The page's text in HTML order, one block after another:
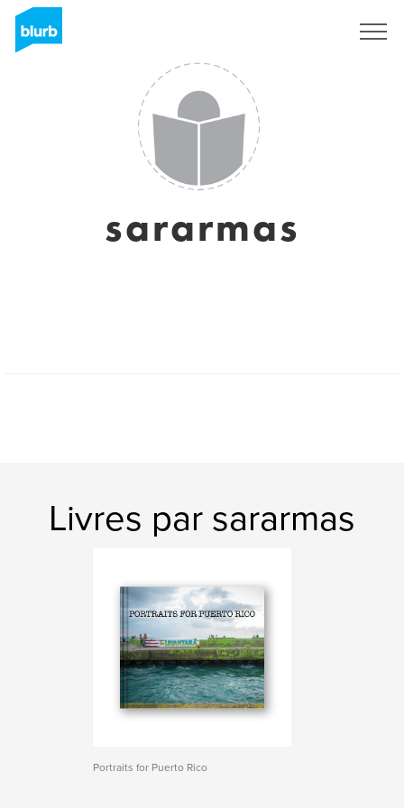
sararmas
Livres par sararmas
Portraits for Puerto Rico